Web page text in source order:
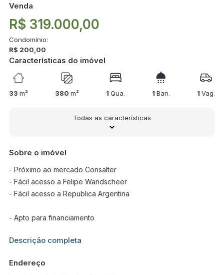
Venda
R$ 319.000,00
Condomínio:
R$ 200,00
Características do imóvel
33 m² 380 m² 1 Qua. 1Ban. 1Vag.
Todas as características
Sobre o imóvel
- Próximo ao mercado Consalter
- Fácil acesso a Felipe Wandscheer
- Fácil acesso a Republica Argentina
- Apto para financiamento
Informações adicionais sobre este imóvel estarão disponíveis
Descrição completa
Endereço